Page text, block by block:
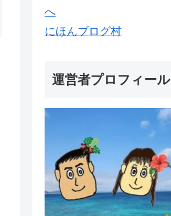
にほんブログ村
運営者プロフィール